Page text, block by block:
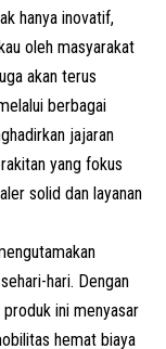
hanya inovatif,
oleh masyarakat
akan terus
berbagai
jajaran
yang fokus
solid dan layanan
hari. Dengan
ini menyasar
hemat biaya